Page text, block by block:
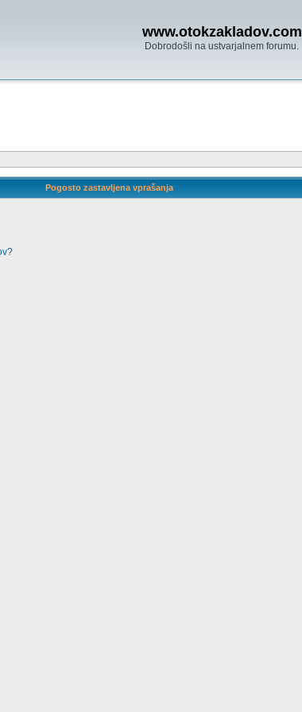
www.otokzakladov.com
Dobrodošli na ustvarjalnem forumu.
Pogosto zastavljena vprašanja